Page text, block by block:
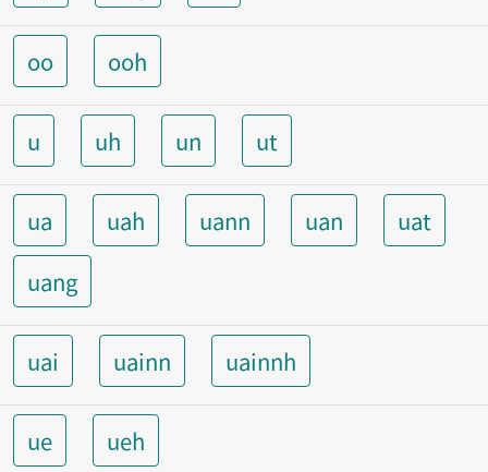
oo ooh
u uh un ut
ua uah uann uan
uat
uang
uai uainn uainnh
ue ueh